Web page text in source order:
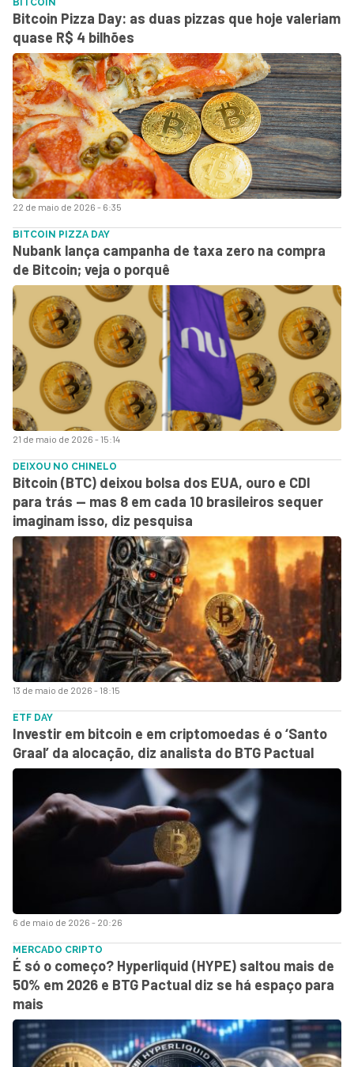
22 de maio de 2026 - 6:35
BITCOIN
Bitcoin Pizza Day: as duas pizzas que hoje valeriam
quase R$ 4 bilhões
21 de maio de 2026 - 15:14
BITCOIN PIZZA DAY
Nubank lança campanha de taxa zero na compra
de Bitcoin; veja o porquê
13 de maio de 2026 - 18:15
DEIXOU NO CHINELO
Bitcoin (BTC) deixou bolsa dos EUA, ouro e CDI
para trás — mas 8 em cada 10 brasileiros sequer
imaginam isso, diz pesquisa
6 de maio de 2026 - 20:26
ETF DAY
Investir em bitcoin e em criptomoedas é o ‘Santo
Graal’ da alocação, diz analista do BTG Pactual
MERCADO CRIPTO
É só o começo? Hyperliquid (HYPE) saltou mais de
50% em 2026 e BTG Pactual diz se há espaço para
mais